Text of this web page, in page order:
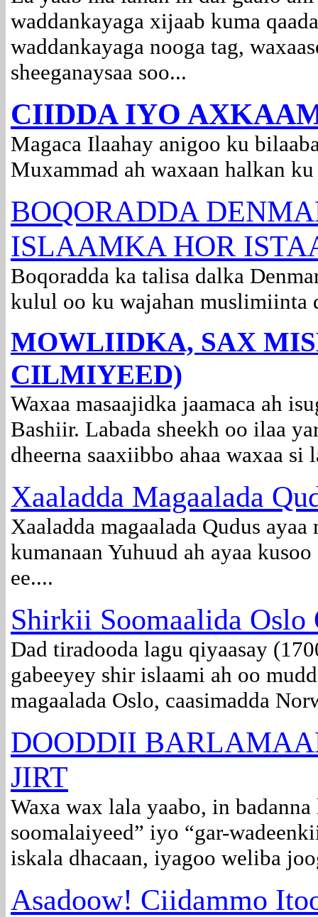
waddankayaga xijaab kuma
waddankayaga nooga tag,
sheeganaysaa soo...
CIIDDA IYO
Magaca Ilaahay anigoo ku
Muxammad ah waxaan halkan
BOQORADDA
ISLAAMKA HOR
Boqoradda ka talisa dalka
kulul oo ku wajahan muslimiinta
MOWLIIDKA, SAX
CILMIYEED)
Waxaa masaajidka jaamaca ah
Bashiir. Labada sheekh oo ilaa
dheerna saaxiibbo ahaa waxaa
Xaaladda Magaalada
Xaaladda magaalada Qudus
kumanaan Yuhuud ah ayaa
ee....
Shirkii Soomaalida
Dad tiradooda lagu qiyaasay
gabeeyey shir islaami ah oo
magaalada Oslo, caasimadda
DOODDII
JIRT
Waxa wax lala yaabo, in
soomalaiyeed” iyo “gar-
iskala dhacaan, iyagoo weliba
Asadoow! Ciidammo